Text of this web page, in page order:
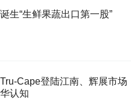
生“生鲜果蔬出口第一股”
Cape登陆江南、辉展市场
认知